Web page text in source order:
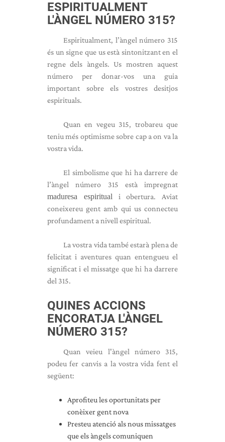
ESPIRITUALMENT
L'ÀNGEL NÚMERO 315?
Espiritualment, l’àngel número 315
és un signe que us està sintonitzant en el
regne dels àngels. Us mostren aquest
número per donar-vos una guia
important sobre els vostres desitjos
espirituals.
Quan en vegeu 315, trobareu que
teniu més optimisme sobre cap a on va la
vostra vida.
El simbolisme que hi ha darrere de
l’àngel número 315 està impregnat
maduresa espiritual i obertura. Aviat
coneixereu gent amb qui us connecteu
profundament a nivell espiritual.
La vostra vida també estarà plena de
felicitat i aventures quan entengueu el
significat i el missatge que hi ha darrere
del 315.
QUINES ACCIONS
ENCORATJA L'ÀNGEL
NÚMERO 315?
Quan veieu l'àngel número 315,
podeu fer canvis a la vostra vida fent el
següent:
Aprofiteu les oportunitats per
conèixer gent nova
Presteu atenció als nous missatges
que els àngels comuniquen